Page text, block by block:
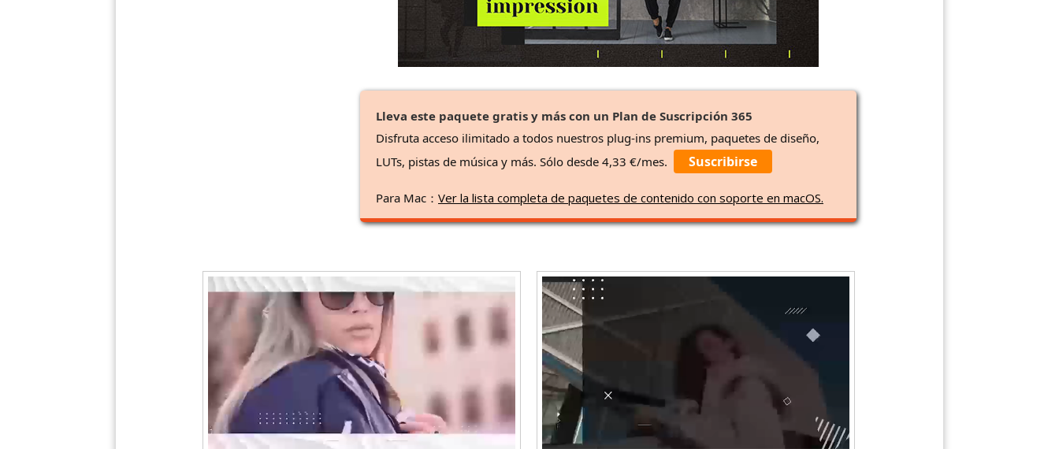
Lleva este paquete gratis y más con un Plan de Suscripción 365
Disfruta acceso ilimitado a todos nuestros plug-ins premium, paquetes de diseño,
LUTs, pistas de música y más. Sólo desde 4,33 €/mes.
Suscribirse
Para Mac： Ver la lista completa de paquetes de contenido con soporte en macOS.